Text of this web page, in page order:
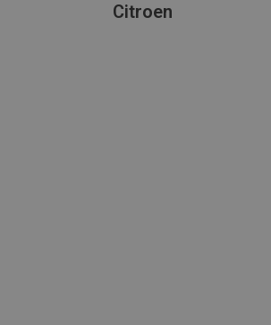
Citroen